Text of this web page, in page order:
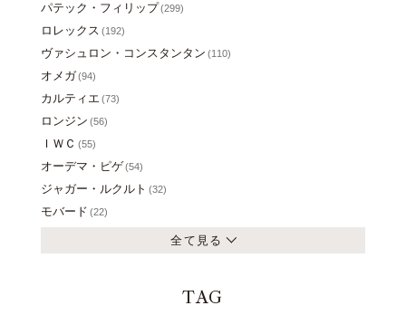
パテック・フィリップ(299)
ロレックス (192)
ヴァシュロン・コンスタンタン (110)
オメガ(94)
カルティエ (73)
ロンジン (56)
ＩＷＣ (55)
オーデマ・ピゲ(54)
ジャガー・ルクルト (32)
モバード (22)
全て見る
TAG